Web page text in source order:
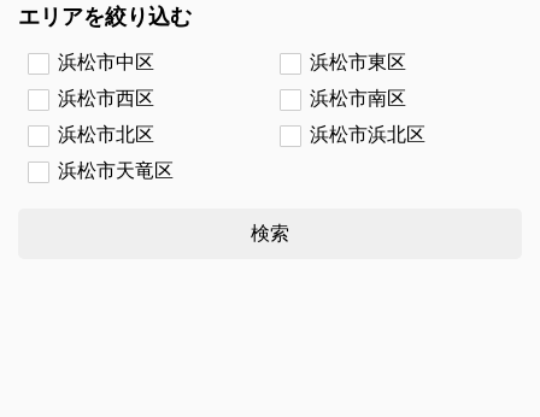
エリアを絞り込む
浜松市中区
浜松市東区
浜松市西区
浜松市南区
浜松市北区
浜松市浜北区
浜松市天竜区
検索